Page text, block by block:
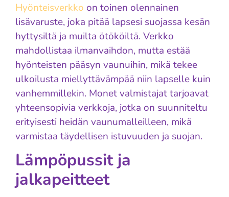
Hyönteisverkko on toinen olennainen
lisävaruste, joka pitää lapsesi suojassa kesän
hyttysiltä ja muilta ötököiltä. Verkko
mahdollistaa ilmanvaihdon, mutta estää
hyönteisten pääsyn vaunuihin, mikä tekee
ulkoilusta miellyttävämpää niin lapselle kuin
vanhemmillekin. Monet valmistajat tarjoavat
yhteensopivia verkkoja, jotka on suunniteltu
erityisesti heidän vaunumalleilleen, mikä
varmistaa täydellisen istuvuuden ja suojan.
Lämpöpussit ja
jalkapeitteet